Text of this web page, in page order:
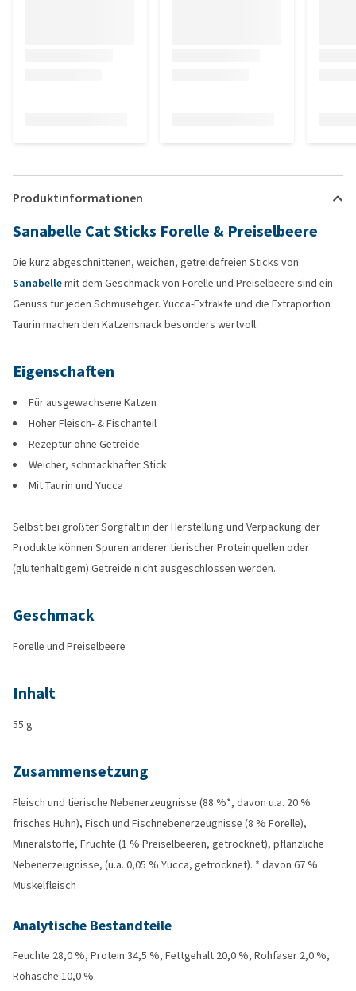
Produktinformationen
Sanabelle Cat Sticks Forelle & Preiselbeere
Die kurz abgeschnittenen, weichen, getreidefreien Sticks von
Sanabellemit dem Geschmack von Forelle und Preiselbeere sind ein
Genuss für jeden Schmusetiger. Yucca-Extrakte und die Extraportion
Taurin machen den Katzensnack besonders wertvoll.
Eigenschaften
Für ausgewachsene Katzen
Hoher Fleisch- & Fischanteil
Rezeptur ohne Getreide
Weicher, schmackhafter Stick
Mit Taurin und Yucca
Selbst bei größter Sorgfalt in der Herstellung und Verpackung der
Produkte können Spuren anderer tierischer Proteinquellen oder
(glutenhaltigem) Getreide nicht ausgeschlossen werden.
Geschmack
Forelle und Preiselbeere
Inhalt
55 g
Zusammensetzung
Fleisch und tierische Nebenerzeugnisse (88 %*, davon u.a. 20 %
frisches Huhn), Fisch und Fischnebenerzeugnisse (8 % Forelle),
Mineralstoffe, Früchte (1 % Preiselbeeren, getrocknet), pflanzliche
Nebenerzeugnisse, (u.a. 0,05 % Yucca, getrocknet). * davon 67 %
Muskelfleisch
Analytische Bestandteile
Feuchte 28,0 %, Protein 34,5 %, Fettgehalt 20,0 %, Rohfaser 2,0 %,
Rohasche 10,0 %.